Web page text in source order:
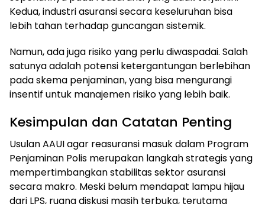
Kedua, industri asuransi secara keseluruhan bisa
lebih tahan terhadap guncangan sistemik.
Namun, ada juga risiko yang perlu diwaspadai. Salah
satunya adalah potensi ketergantungan berlebihan
pada skema penjaminan, yang bisa mengurangi
insentif untuk manajemen risiko yang lebih baik.
Kesimpulan dan Catatan Penting
Usulan AAUI agar reasuransi masuk dalam Program
Penjaminan Polis merupakan langkah strategis yang
mempertimbangkan stabilitas sektor asuransi
secara makro. Meski belum mendapat lampu hijau
dari LPS, ruang diskusi masih terbuka, terutama